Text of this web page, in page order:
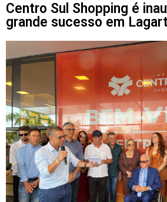
Centro Sul Shopping é
grande sucesso em